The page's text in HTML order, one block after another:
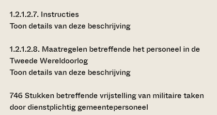
1.2.1.2.7. Instructies
Toon details van deze beschrijving
1.2.1.2.8. Maatregelen betreffende het personeel in de
Tweede Wereldoorlog
Toon details van deze beschrijving
746 Stukken betreffende vrijstelling van militaire taken
door dienstplichtig gemeentepersoneel